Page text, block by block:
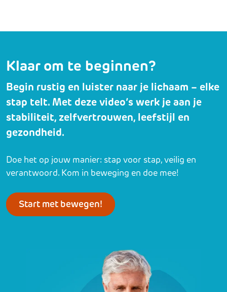
Klaar om te beginnen?
Begin rustig en luister naar je lichaam – elke
stap telt. Met deze video’s werk je aan je
stabiliteit, zelfvertrouwen, leefstijl en
gezondheid.
Doe het op jouw manier: stap voor stap, veilig en
verantwoord. Kom in beweging en doe mee!
Start met bewegen!